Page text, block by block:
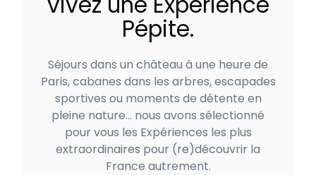
Pépite.
Séjours dans un château à une heure de
Paris, cabanes dans les arbres, escapades
sportives ou moments de détente en
pleine nature… nous avons sélectionné
pour vous les Expériences les plus
extraordinaires pour (re)découvrir la
France autrement.